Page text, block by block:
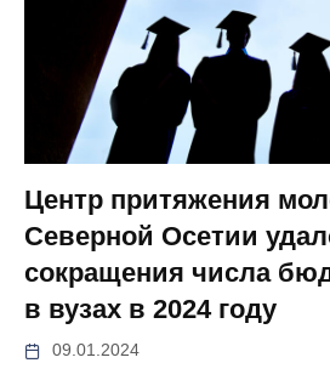
Центр притяжения
Северной Осетии
сокращения числа
в вузах в 2024 году
09.01.2024